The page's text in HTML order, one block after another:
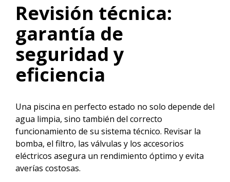
Revisión técnica:
garantía de
seguridad y
eficiencia
Una piscina en perfecto estado no solo depende del
agua limpia, sino también del correcto
funcionamiento de su sistema técnico. Revisar la
bomba, el filtro, las válvulas y los accesorios
eléctricos asegura un rendimiento óptimo y evita
averías costosas.